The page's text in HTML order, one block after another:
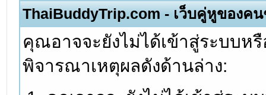
ThaiBuddyTrip.com - เว็บคู่หูของค
คุณอาจจะยังไม่ได้เข้าสู่ระบบ
พิจารณาเหตุผลดังด้านล่าง: